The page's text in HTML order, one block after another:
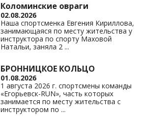
Коломинские овраги
02.08.2026
Наша спортсменка Евгения Кириллова,
занимающаяся по месту жительства у
инструктора по спорту Маховой
Натальи, заняла 2 ...
БРОННИЦКОЕ КОЛЬЦО
01.08.2026
1 августа 2026 г. спортсмены команды
«Егорьевск-RUN», часть которых
занимается по месту жительства с
инструктором по ...